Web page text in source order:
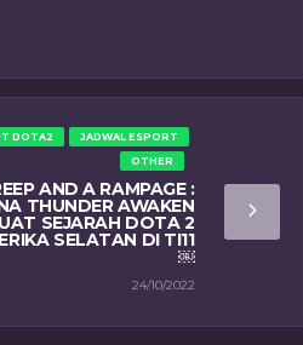
JADWAL ESPORT
DOTA2
OTHER
AND A RAMPAGE :
THUNDER AWAKEN
SEJARAH DOTA 2
SELATAN DI TI11
￼
24/10/2022